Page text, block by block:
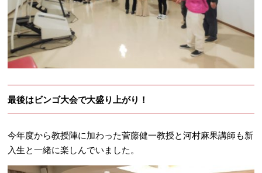
最後はビンゴ大会で大盛り上がり！
今年度から教授陣に加わった菅藤健一教授と河村麻果講師も新
入生と一緒に楽しんでいました。